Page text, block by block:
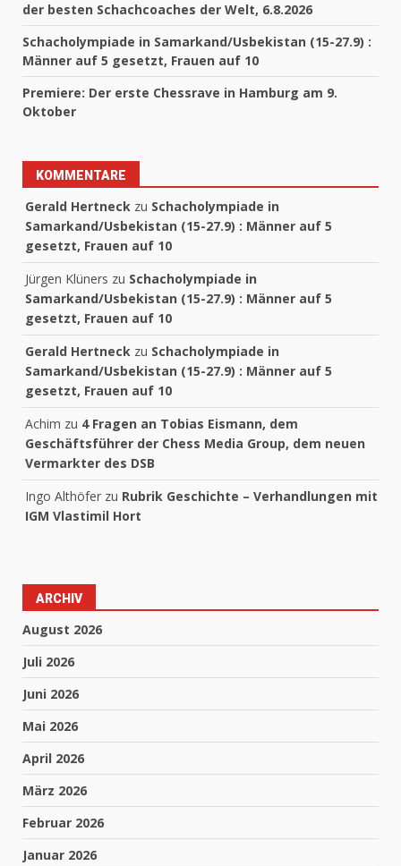
der besten Schachcoaches der Welt, 6.8.2026
Schacholympiade in Samarkand/Usbekistan (15-27.9) :
Männer auf 5 gesetzt, Frauen auf 10
Premiere: Der erste Chessrave in Hamburg am 9.
Oktober
KOMMENTARE
Gerald Hertneck zu Schacholympiade in
Samarkand/Usbekistan (15-27.9) : Männer auf 5
gesetzt, Frauen auf 10
Jürgen Klüners zu Schacholympiade in
Samarkand/Usbekistan (15-27.9) : Männer auf 5
gesetzt, Frauen auf 10
Gerald Hertneck zu Schacholympiade in
Samarkand/Usbekistan (15-27.9) : Männer auf 5
gesetzt, Frauen auf 10
Achim zu 4 Fragen an Tobias Eismann, dem
Geschäftsführer der Chess Media Group, dem neuen
Vermarkter des DSB
Ingo Althöfer zu Rubrik Geschichte – Verhandlungen mit
IGM Vlastimil Hort
ARCHIV
August 2026
Juli 2026
Juni 2026
Mai 2026
April 2026
März 2026
Februar 2026
Januar 2026